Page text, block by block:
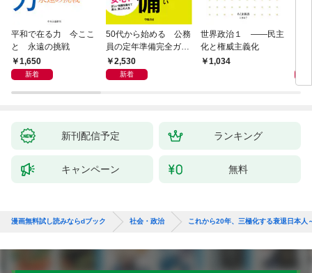
平和で在る力 今ここ
と 永遠の挑戦
1,650
新着
50代から始める 公務
員の定年準備完全ガイ
ド2,530
新着
世界政治１ ――民主
化と権威主義化
1,034
新刊配信予定 ランキング
キャンペーン 無料
漫画無料試し読みならdブック 社会・政治 これから20年、三極化する衰退日本人